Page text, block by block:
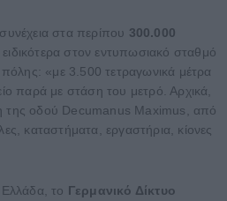
στα περίπου 300.000
ειδικότερα στον εντυπωσιακό σταθμό
πόλης: «με 3.500 τετραγωνικά μέτρα
παρά με στάση του μετρό. Αρχικά,
της οδού Decumanus Maximus, από
καταστήματα, εργαστήρια, κίονες
το Γερμανικό Δίκτυο